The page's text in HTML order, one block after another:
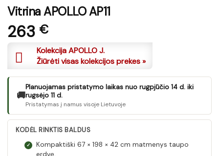
Vitrina APOLLO AP11
263 €
Kolekcija APOLLO J.
Žiūrėti visas kolekcijos prekes »
🚚
Planuojamas pristatymo laikas nuo rugpjūčio 14 d. iki
rugsėjo 11 d.
Pristatymas į namus visoje Lietuvoje
KODĖL RINKTIS BALDUS
✓
Kompaktiški 67 × 198 × 42 cm matmenys taupo
erdvę.